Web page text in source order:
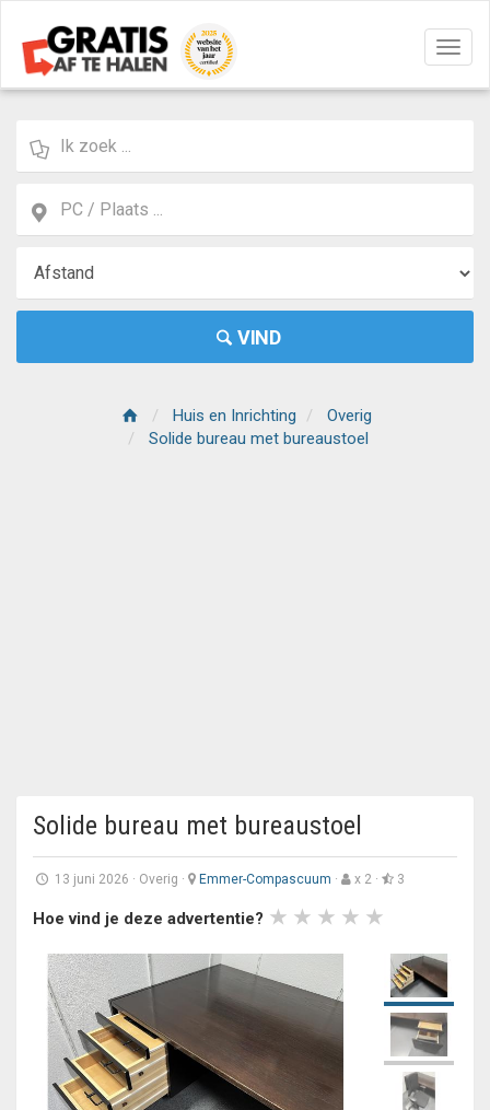
aan/
VIND
Huis en Inrichting
Overig
Solide bureau met bureaustoel
Solide bureau met bureaustoel
13 juni 2026 · Overig · Emmer-Compascuum · x 2 · 3
Hoe vind je deze advertentie?